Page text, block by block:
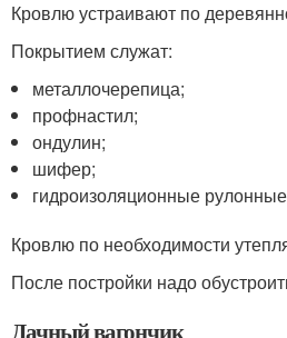
Кровлю устраивают по
Покрытием служат:
металлочерепица;
профнастил;
ондулин;
шифер;
гидроизоляционные
Кровлю по необходимости
После постройки надо